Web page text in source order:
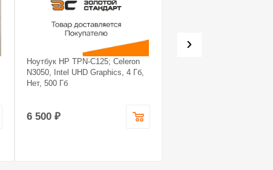
Ноутбук HP TPN-C125; Celeron
N3050, Intel UHD Graphics, 4 Гб,
Нет, 500 Гб
6 500 ₽
›